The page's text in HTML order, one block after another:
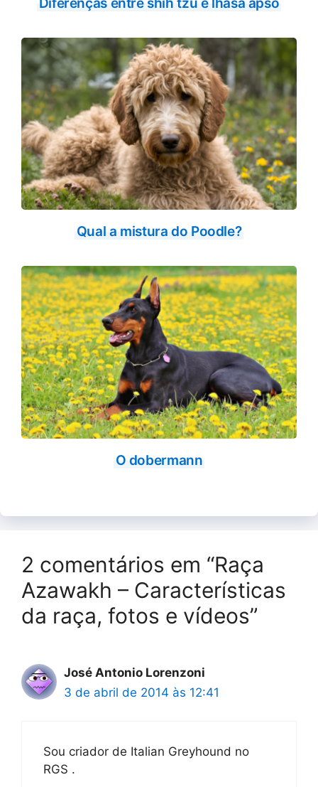
Qual a mistura do Poodle?
O dobermann
2 comentários em “Raça
Azawakh – Características
da raça, fotos e vídeos”
José Antonio Lorenzoni
3 de abril de 2014 às 12:41
Sou criador de Italian Greyhound no
RGS .